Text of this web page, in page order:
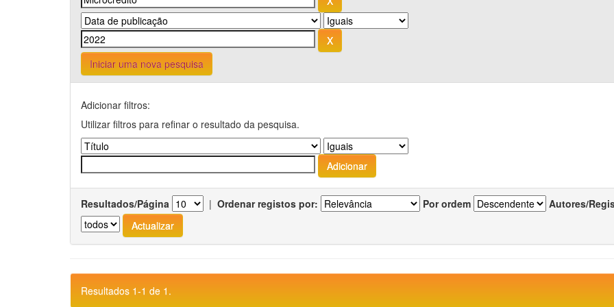
Iniciar uma nova pesquisa
Adicionar filtros:
Utilizar filtros para refinar o resultado da pesquisa.
Resultados/Página | Ordenar registos por: Por ordem Autores/
Resultados 1-1 de 1.